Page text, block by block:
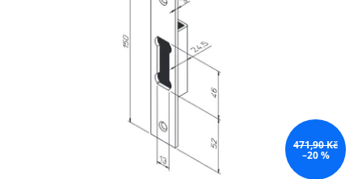
471,90 Kč
–20 %